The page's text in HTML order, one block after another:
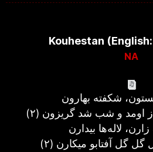
Kouhestan
NA
شکفته بهارون
اومد و شب شد گريزون (۲)
زارن، لاله‌ها بيدارن
گل آفتابو ميکارن (۲)